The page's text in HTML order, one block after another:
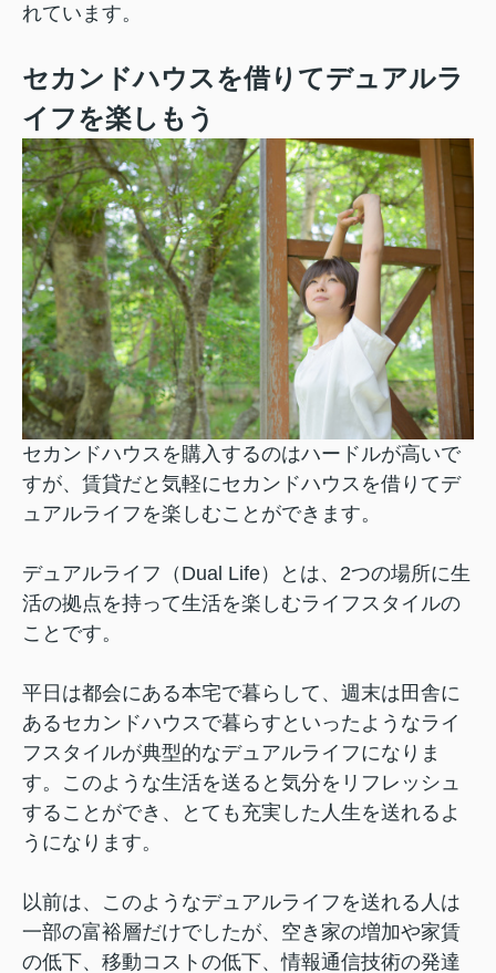
れています。
セカンドハウスを借りてデュアルラ
イフを楽しもう
セカンドハウスを購入するのはハードルが高いで
すが、賃貸だと気軽にセカンドハウスを借りてデ
ュアルライフを楽しむことができます。
デュアルライフ（Dual Life）とは、2つの場所に生
活の拠点を持って生活を楽しむライフスタイルの
ことです。
平日は都会にある本宅で暮らして、週末は田舎に
あるセカンドハウスで暮らすといったようなライ
フスタイルが典型的なデュアルライフになりま
す。このような生活を送ると気分をリフレッシュ
することができ、とても充実した人生を送れるよ
うになります。
以前は、このようなデュアルライフを送れる人は
一部の富裕層だけでしたが、空き家の増加や家賃
の低下、移動コストの低下、情報通信技術の発達